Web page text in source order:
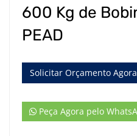
600 Kg de
PEAD
Solicitar Orçamento Agora
Peça Agora pelo